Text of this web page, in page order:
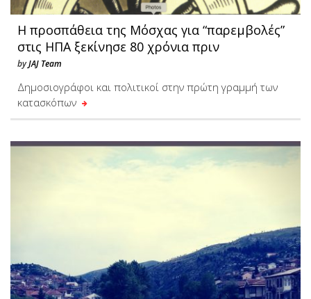
Η προσπάθεια της Μόσχας για “παρεμβολές”
στις ΗΠΑ ξεκίνησε 80 χρόνια πριν
byJAJ Team
Δημοσιογράφοι και πολιτικοί στην πρώτη γραμμή των
κατασκόπων